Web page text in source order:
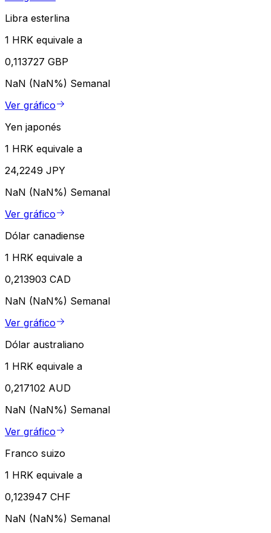
Libra esterlina
1 HRK equivale a
0,113727 GBP
NaN (NaN%) Semanal
Ver gráfico
Yen japonés
1 HRK equivale a
24,2249 JPY
NaN (NaN%) Semanal
Ver gráfico
Dólar canadiense
1 HRK equivale a
0,213903 CAD
NaN (NaN%) Semanal
Ver gráfico
Dólar australiano
1 HRK equivale a
0,217102 AUD
NaN (NaN%) Semanal
Ver gráfico
Franco suizo
1 HRK equivale a
0,123947 CHF
NaN (NaN%) Semanal